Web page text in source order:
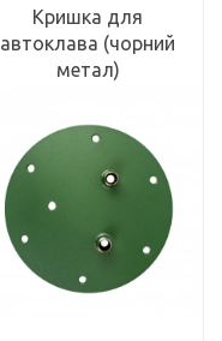
Кришка для
автоклава (чорний
метал)